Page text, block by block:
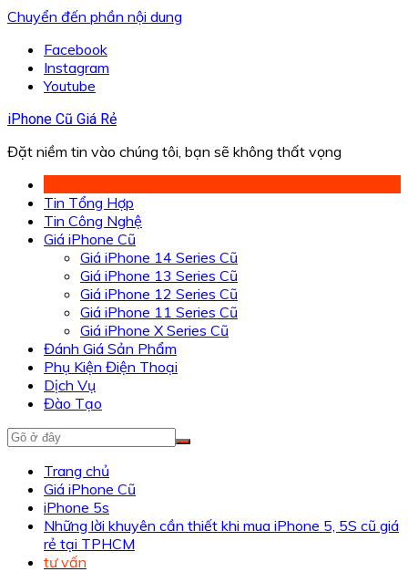
Chuyển đến phần nội dung
Facebook
Instagram
Youtube
iPhone Cũ Giá Rẻ
Đặt niềm tin vào chúng tôi, bạn sẽ không thất vọng
Tin Tổng Hợp
Tin Công Nghệ
Giá iPhone Cũ
Giá iPhone 14 Series Cũ
Giá iPhone 13 Series Cũ
Giá iPhone 12 Series Cũ
Giá iPhone 11 Series Cũ
Giá iPhone X Series Cũ
Đánh Giá Sản Phẩm
Phụ Kiện Điện Thoại
Dịch Vụ
Đào Tạo
Trang chủ
Giá iPhone Cũ
iPhone 5s
Những lời khuyên cần thiết khi mua iPhone 5, 5S cũ giá
rẻ tại TPHCM
tư vấn